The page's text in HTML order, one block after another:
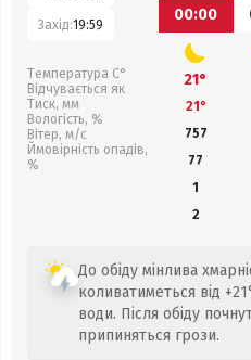
Захід:19:59
Температура С°
Відчувається як
Тиск, мм
Вологість, %
Вітер, м/с
Ймовірність опадів,
%
00:00
21°
21°
757
77
1
2
До обіду мінлива
коливатиметься від
води. Після обіду
припиняться грози.